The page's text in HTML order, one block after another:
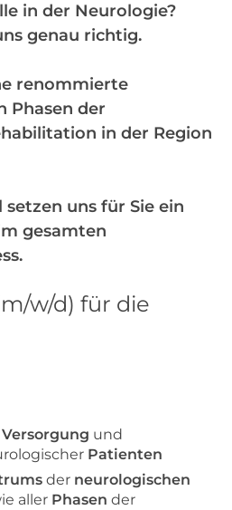
in der Neurologie?
genau richtig.
renommierte
Phasen der
in der Region
uns für Sie ein
gesamten
w/d) für die
und
Patienten
der neurologischen
aller Phasen der